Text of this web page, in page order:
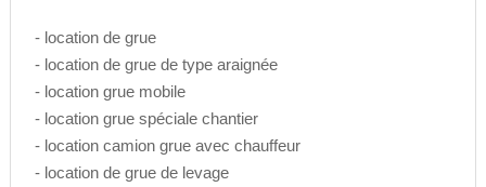
- location de grue
- location de grue de type araignée
- location grue mobile
- location grue spéciale chantier
- location camion grue avec chauffeur
- location de grue de levage